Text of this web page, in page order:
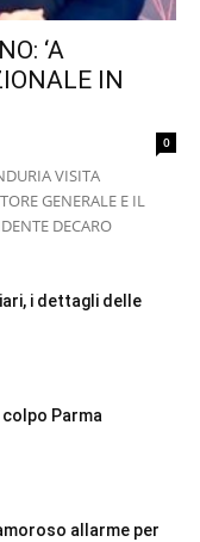
‘A
IN
0
VISITA
GENERALE E IL
DECARO
i dettagli delle
Parma
allarme per